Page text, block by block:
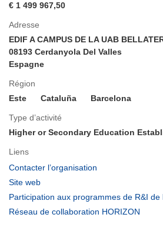
Adresse
EDIF A CAMPUS DE LA UAB
08193 Cerdanyola Del Valles
Espagne
Région
Este
Cataluña Barcelona
Type d’activité
Higher or Secondary Education
Liens
Contacter l’organisation
fenêtre)
Site web
dans
une
Participation aux programmes de R&I de
Réseau de collaboration HORIZON
€ 1 499 967,50